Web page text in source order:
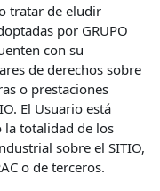
tratar de eludir
por GRUPO
con su
de derechos sobre
o prestaciones
El Usuario está
la totalidad de los
sobre el SITIO,
o de terceros.